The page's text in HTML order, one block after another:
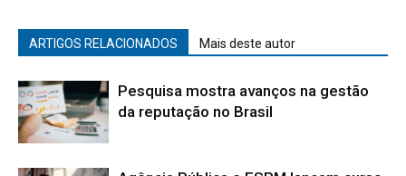
ARTIGOS RELACIONADOS Mais deste autor
Pesquisa mostra avanços na gestão
da reputação no Brasil